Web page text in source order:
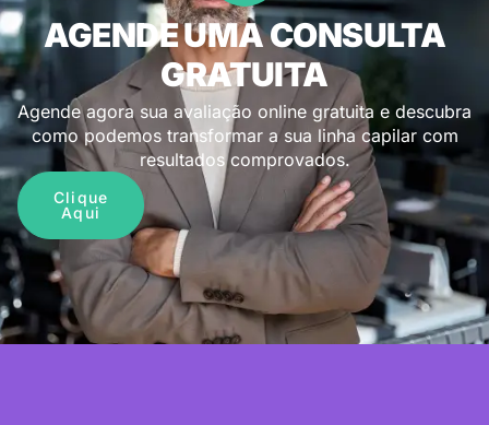
AGENDE UMA CONSULTA
GRATUITA
Agende agora sua avaliação online gratuita e descubra
como podemos transformar a sua linha capilar com
resultados comprovados.
Clique
Aqui